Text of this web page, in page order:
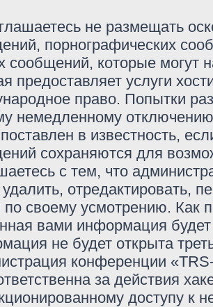
не размещать
порнографических
сообщений, которые могут
предоставляет услуги
право. Попытки
немедленному
в известность,
сохраняются для
с тем, что
отредактировать,
своему усмотрению. Как
вами информация
не будет открыта
конференции
за действия
доступу к